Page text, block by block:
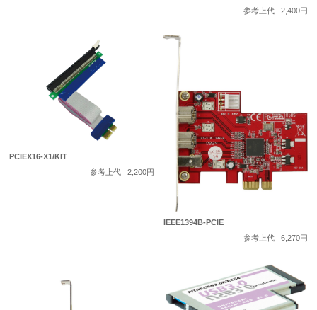
参考上代
2,400円
PCIEX16-X1/KIT
参考上代
2,200円
IEEE1394B-PCIE
参考上代
6,270円